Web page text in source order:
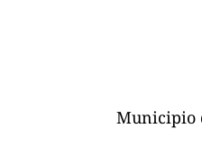
Municipio